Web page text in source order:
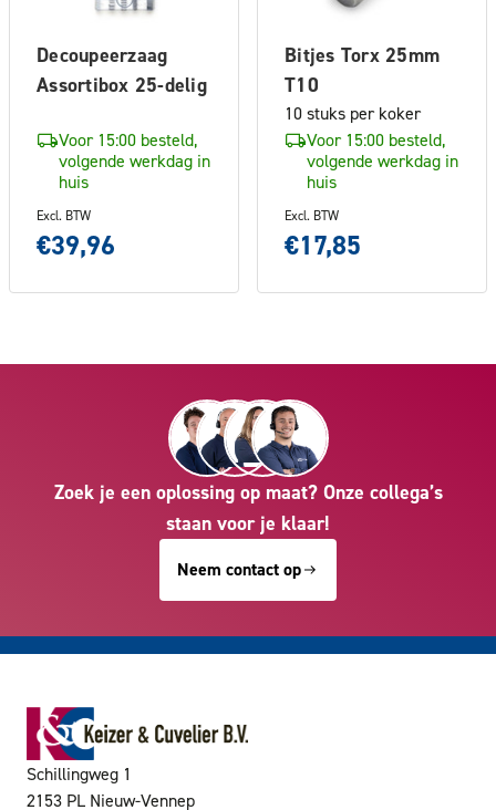
Decoupeerzaag
Assortibox 25-delig
Voor 15:00 besteld,
volgende werkdag in
huis
Excl. BTW
€39,96
Bitjes Torx 25mm
T10
10 stuks per koker
Voor 15:00 besteld,
volgende werkdag in
huis
Excl. BTW
€17,85
Zoek je een oplossing op maat? Onze collega’s
staan voor je klaar!
Neem contact op
Schillingweg 1
2153 PL Nieuw-Vennep